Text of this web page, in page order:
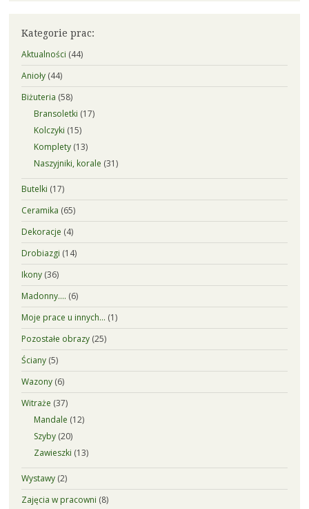
Kategorie prac:
Aktualności (44)
Anioły(44)
Biżuteria (58)
Bransoletki (17)
Kolczyki (15)
Komplety(13)
Naszyjniki, korale (31)
Butelki (17)
Ceramika (65)
Dekoracje (4)
Drobiazgi (14)
Ikony(36)
Madonny…. (6)
Moje prace u innych… (1)
Pozostałe obrazy(25)
Ściany(5)
Wazony(6)
Witraże (37)
Mandale (12)
Szyby(20)
Zawieszki (13)
Wystawy(2)
Zajęcia w pracowni (8)